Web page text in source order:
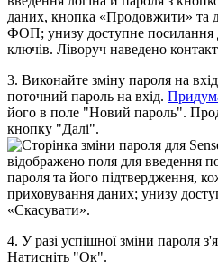
3. Виконайте зміну пароля на вхід
поточний пароль на вхід. Придум
його в поле "Новий пароль". Про
кнопку "Далі".
4. У разі успішної зміни пароля з'я
Натисніть "Ок".